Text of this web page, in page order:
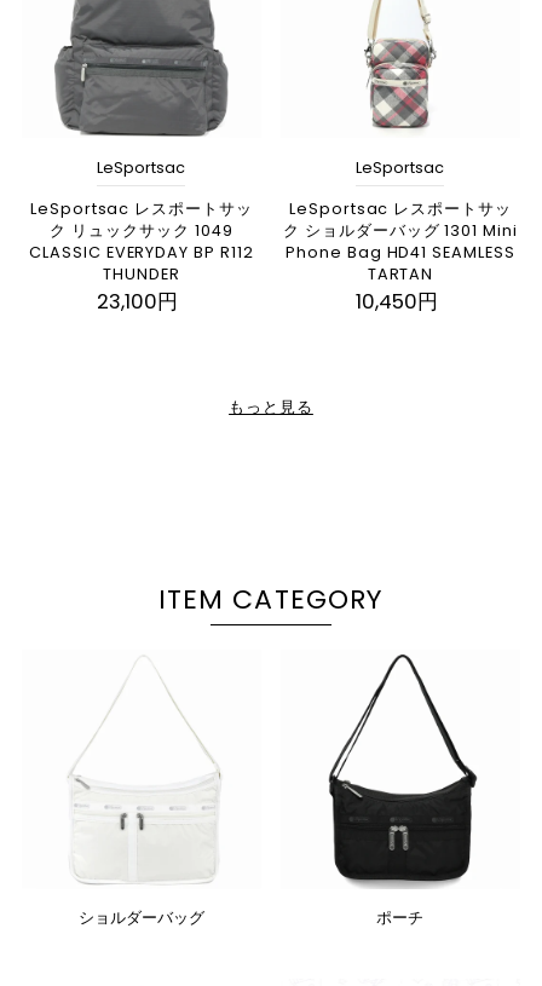
LeSportsac
LeSportsac レスポートサッ
ク リュックサック 1049
CLASSIC EVERYDAY BP R112
THUNDER
23,100円
LeSportsac
LeSportsac レスポートサッ
ク ショルダーバッグ 1301 Mini
Phone Bag HD41 SEAMLESS
TARTAN
10,450円
もっと見る
ITEM CATEGORY
ショルダーバッグ ポーチ